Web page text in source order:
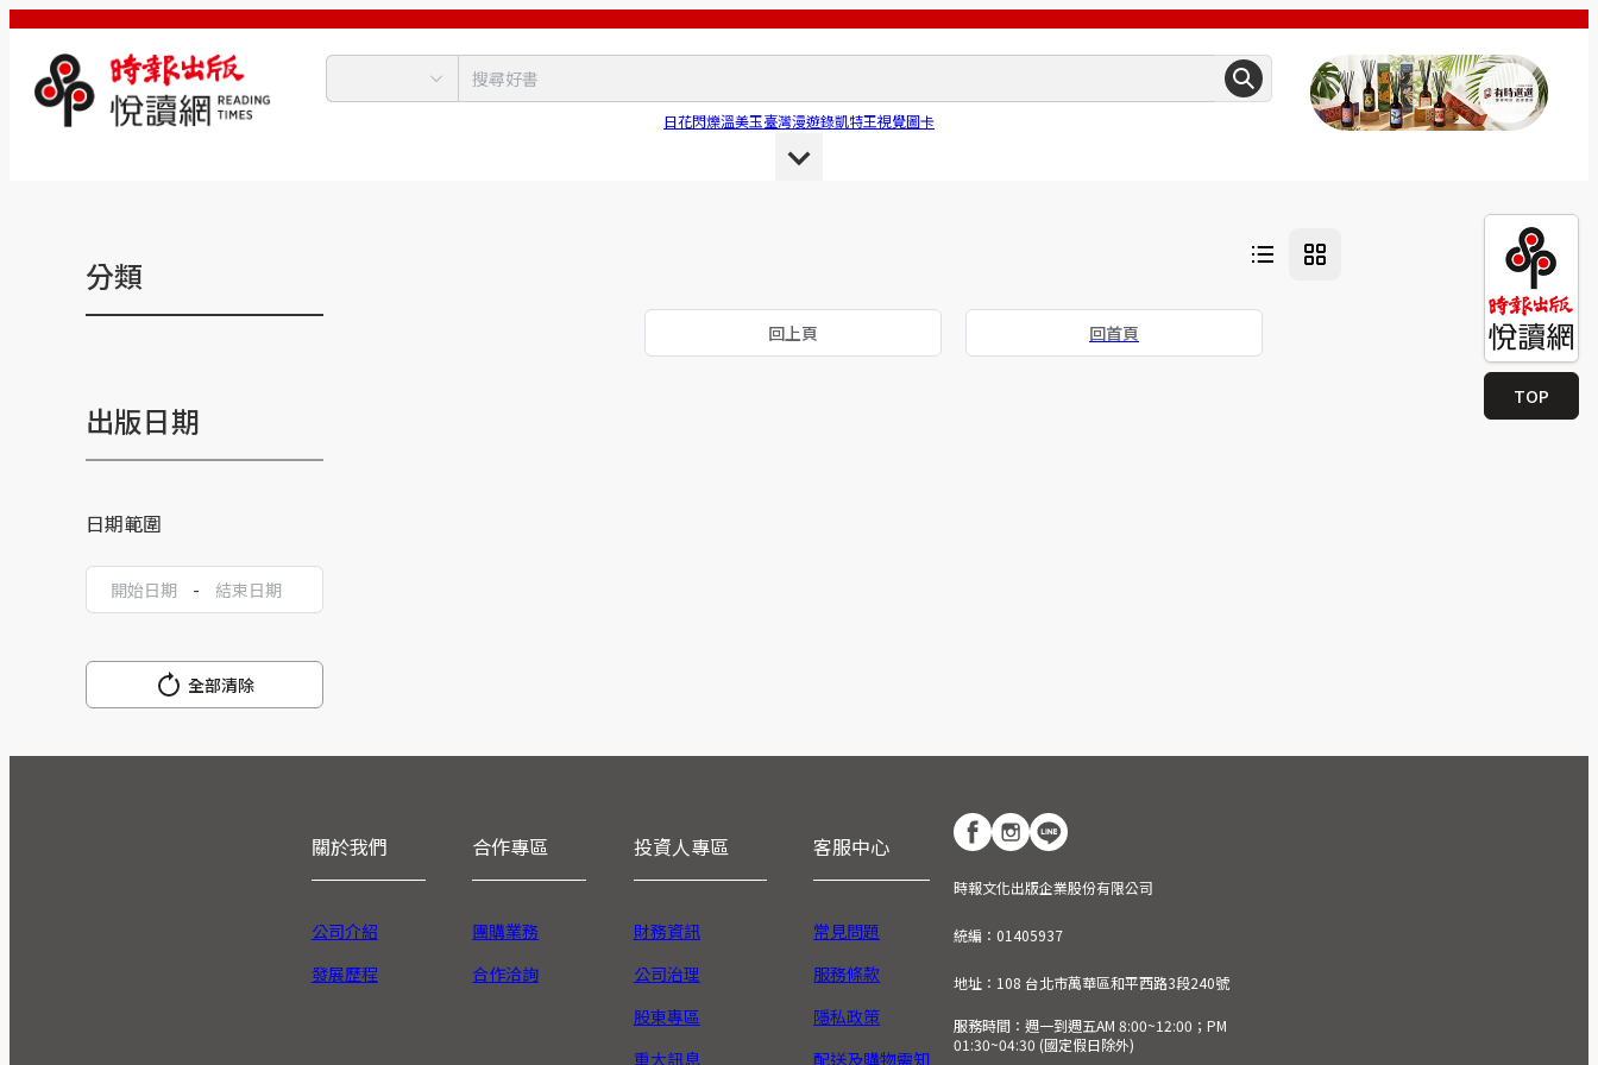
日花閃爍溫美玉臺灣漫遊錄凱特王視覺圖卡
TOP
分類
出版日期
日期範圍
-
全部清除
回上頁 回首頁
關於我們
公司介紹
發展歷程
合作專區
團購業務
合作洽詢
投資人專區
財務資訊
公司治理
股東專區
重大訊息
客服中心
常見問題
服務條款
隱私政策
配送及購物需知
時報文化出版企業股份有限公司
統編：01405937
地址：108 台北市萬華區和平西路3段240號
服務時間：週一到週五AM 8:00~12:00；PM
01:30~04:30 (國定假日除外)